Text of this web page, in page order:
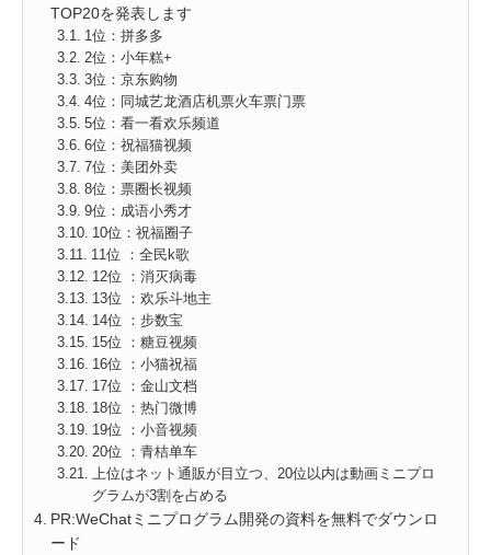
TOP20を発表します
1位：拼多多
2位：小年糕+
3位：京东购物
4位：同城艺龙酒店机票火车票门票
5位：看一看欢乐频道
6位：祝福猫视频
7位：美团外卖
8位：票圈长视频
9位：成语小秀才
10位：祝福圈子
11位 ：全民k歌
12位 ：消灭病毒
13位 ：欢乐斗地主
14位 ：步数宝
15位 ：糖豆视频
16位 ：小猫祝福
17位 ：金山文档
18位 ：热门微博
19位 ：小音视频
20位 ：青桔单车
上位はネット通販が目立つ、20位以内は動画ミニプロ
グラムが3割を占める
PR:WeChatミニプログラム開発の資料を無料でダウンロ
ード